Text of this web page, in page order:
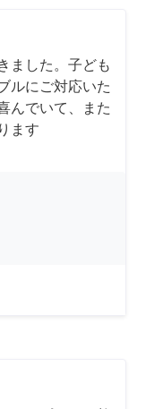
ました。子ども
ルにご対応いた
んでいて、また
ます